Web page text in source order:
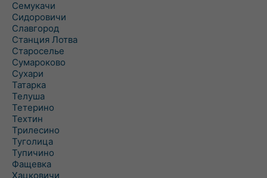
Семукачи
Сидоровичи
Славгород
Станция Лотва
Староселье
Сумароково
Сухари
Татарка
Телуша
Тетерино
Техтин
Трилесино
Туголица
Тупичино
Фащевка
Хацковичи